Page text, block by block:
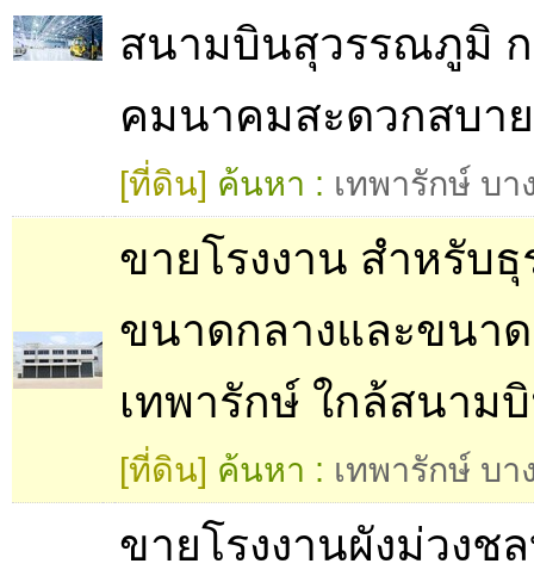
สนามบินสุวรรณภูมิ
คมนาคมสะดวกสบาย
[ที่ดิน] ค้นหา : เทพารักษ์ บา
ขายโรงงาน สำหรับธุ
ขนาดกลางและขนา
เทพารักษ์ ใกล้สนาม
[ที่ดิน] ค้นหา : เทพารักษ์ บา
ขายโรงงานผังม่วงช